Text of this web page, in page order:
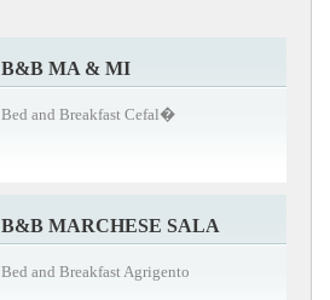
B&B MA & MI
Bed and Breakfast Cefal�
B&B MARCHESE SALA
Bed and Breakfast Agrigento